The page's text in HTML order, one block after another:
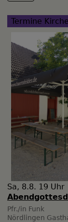
Termine
Sa, 8.8. 19 Uhr
Pfr./in Funk
Nördlingen